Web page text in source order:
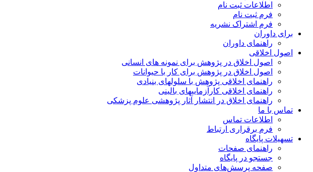
اطلاعات ثبت نام
فرم ثبت نام
فرم اشتراک نشریه
برای داوران
راهنمای داوران
اصول اخلاقی
اصول اخلاق در پژوهش برای نمونه های انسانی
اصول اخلاق در پژوهش برای کار با حیوانات
راهنمای اخلاقی پژوهش با سلولهای بنیادی
راهنمای اخلاقی کارآزماییهای بالینی
راهنمای اخلاق در انتشار آثار پژوهشی علوم پزشکی
تماس با ما
اطلاعات تماس
فرم برقراری ارتباط
تسهیلات پایگاه
راهنمای صفحات
جستجو در پایگاه
صفحه پرسش‌های متداول